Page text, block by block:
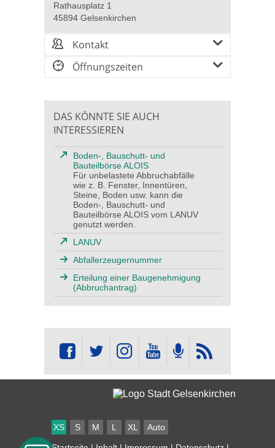
Rathausplatz 1
45894 Gelsenkirchen
Kontakt
Öffnungszeiten
DAS KÖNNTE SIE AUCH
INTERESSIEREN
Boden-, Bauschutt- und
Bauteilbörse ALOIS
Für unbelastete Abbruchabfälle
wie z. B. Fenster, Innentüren,
Steine, Boden usw. kann die
Boden-, Bauschutt- und
Bauteilbörse ALOIS vom LANUV
genutzt werden.
LANUV
Abfallerzeugernummer
Erteilung einer Baugenehmigung
(Abbruchantrag)
XS S M L XL Auto